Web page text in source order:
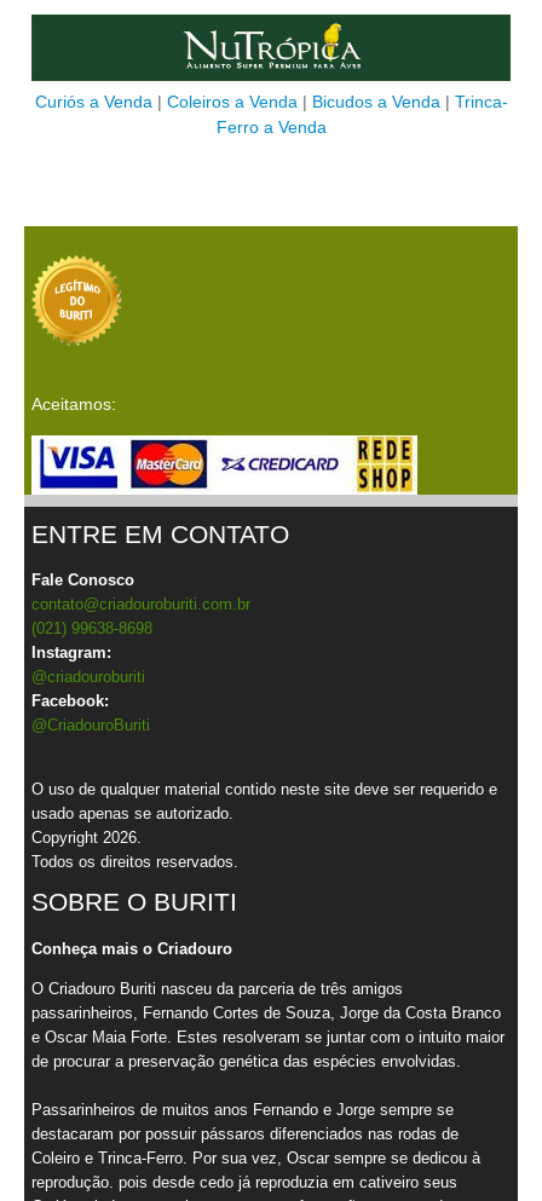
Curiós a Venda | Coleiros a Venda | Bicudos a Venda | Trinca-
Ferro a Venda
Aceitamos:
ENTRE EM CONTATO
Fale Conosco
contato@criadouroburiti.com.br
(021) 99638-8698
Instagram:
@criadouroburiti
Facebook:
@CriadouroBuriti
O uso de qualquer material contido neste site deve ser requerido e
usado apenas se autorizado.
Copyright 2026.
Todos os direitos reservados.
SOBRE O BURITI
Conheça mais o Criadouro
O Criadouro Buriti nasceu da parceria de três amigos
passarinheiros, Fernando Cortes de Souza, Jorge da Costa Branco
e Oscar Maia Forte. Estes resolveram se juntar com o intuito maior
de procurar a preservação genética das espécies envolvidas.
Passarinheiros de muitos anos Fernando e Jorge sempre se
destacaram por possuir pássaros diferenciados nas rodas de
Coleiro e Trinca-Ferro. Por sua vez, Oscar sempre se dedicou à
reprodução. pois desde cedo já reproduzia em cativeiro seus